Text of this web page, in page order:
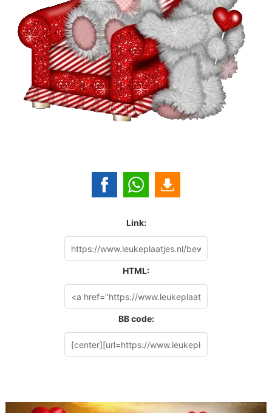
Link:
HTML:
BB code: